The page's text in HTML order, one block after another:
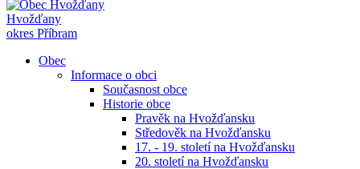
Hvožďany
okres Příbram
Obec
Informace o obci
Současnost obce
Historie obce
Pravěk na Hvožďansku
Středověk na Hvožďansku
17. - 19. století na Hvožďansku
20. století na Hvožďansku